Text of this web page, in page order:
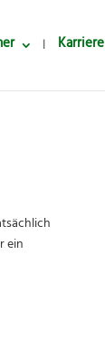
Karriere
ein